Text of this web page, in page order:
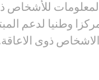
المعلومات
وطنيا لدعم
ذوى